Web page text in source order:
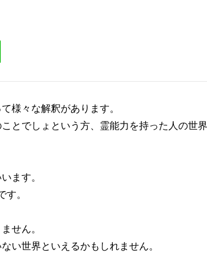
様々な解釈があります。
とでしょという方、霊能力を持った人の世
ます。
す。
せん。
い世界といえるかもしれません。